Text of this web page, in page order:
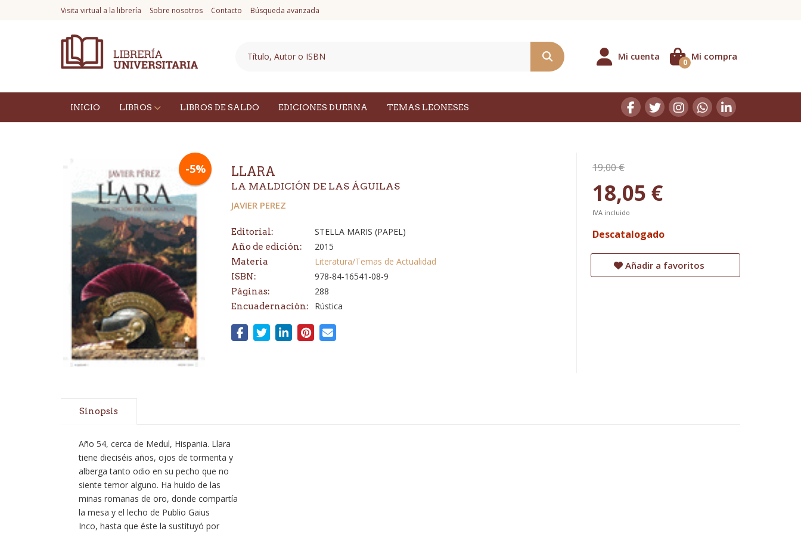
Visita virtual a la librería Sobre nosotros Contacto Búsqueda avanzada
Mi cuenta Mi compra
0
INICIO LIBROS LIBROS DE SALDO EDICIONES DUERNA TEMAS LEONESES
-5% LLARA
LA MALDICIÓN DE LAS ÁGUILAS
JAVIER PEREZ
Editorial: STELLA MARIS (PAPEL)
Año de edición: 2015
Materia Literatura/Temas de Actualidad
ISBN: 978-84-16541-08-9
Páginas: 288
Encuadernación: Rústica
19,00 €
18,05 €
IVA incluido
Descatalogado
Añadir a favoritos
Sinopsis
Año 54, cerca de Medul, Hispania. Llara
tiene dieciséis años, ojos de tormenta y
alberga tanto odio en su pecho que no
siente temor alguno. Ha huido de las
minas romanas de oro, donde compartía
la mesa y el lecho de Publio Gaius
Inco, hasta que éste la sustituyó por